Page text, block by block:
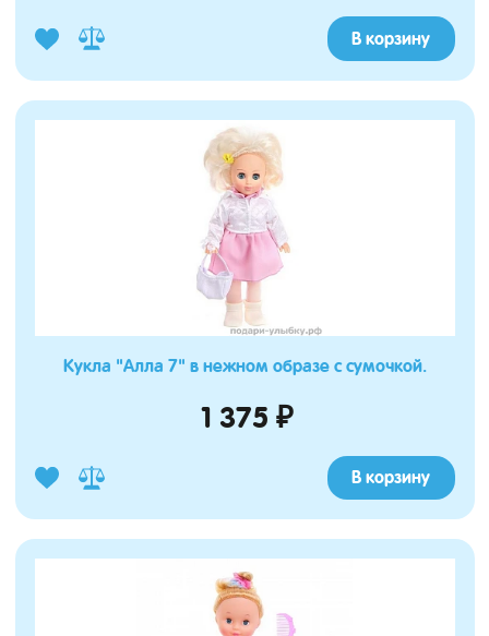
В корзину
Кукла "Алла 7" в нежном образе с сумочкой.
1 375 ₽
В корзину